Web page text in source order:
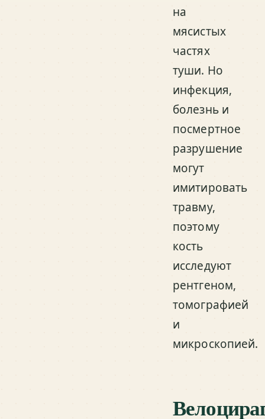
на
мясистых
частях
туши. Но
инфекция,
болезнь и
посмертное
разрушение
могут
имитировать
травму,
поэтому
кость
исследуют
рентгеном,
томографией
и
микроскопией.